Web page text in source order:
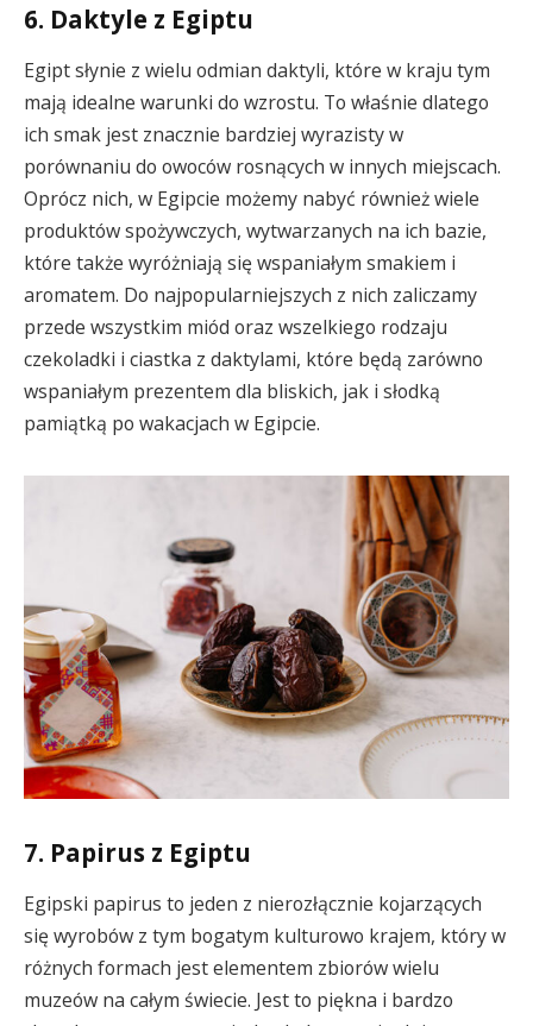
6. Daktyle z Egiptu
Egipt słynie z wielu odmian daktyli, które w kraju tym
mają idealne warunki do wzrostu. To właśnie dlatego
ich smak jest znacznie bardziej wyrazisty w
porównaniu do owoców rosnących w innych miejscach.
Oprócz nich, w Egipcie możemy nabyć również wiele
produktów spożywczych, wytwarzanych na ich bazie,
które także wyróżniają się wspaniałym smakiem i
aromatem. Do najpopularniejszych z nich zaliczamy
przede wszystkim miód oraz wszelkiego rodzaju
czekoladki i ciastka z daktylami, które będą zarówno
wspaniałym prezentem dla bliskich, jak i słodką
pamiątką po wakacjach w Egipcie.
7. Papirus z Egiptu
Egipski papirus to jeden z nierozłącznie kojarzących
się wyrobów z tym bogatym kulturowo krajem, który w
różnych formach jest elementem zbiorów wielu
muzeów na całym świecie. Jest to piękna i bardzo